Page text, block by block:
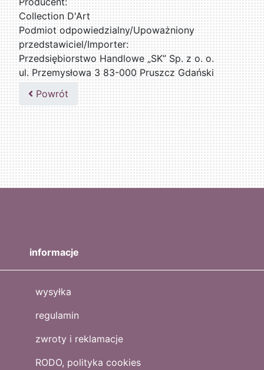
Collection D'Art
Podmiot odpowiedzialny/Upoważniony
przedstawiciel/Importer:
Przedsiębiorstwo Handlowe „SK” Sp. z o. o.
ul. Przemysłowa 3 83-000 Pruszcz Gdański
509076255
Powrót
informacje
wysyłka
regulamin
zwroty i reklamacje
RODO, polityka cookies